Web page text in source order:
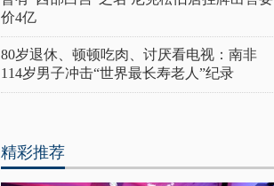
价4亿
80岁退休、顿顿吃肉、讨厌看电视：南非
114岁男子冲击“世界最长寿老人”纪录
精彩推荐